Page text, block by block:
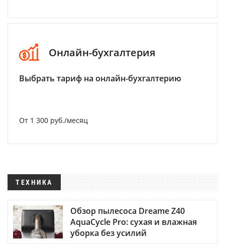
Онлайн-бухгалтерия
Выбрать тариф на онлайн-бухгалтерию
От 1 300 руб./месяц
ТЕХНИКА
Обзор пылесоса Dreame Z40
AquaCycle Pro: сухая и влажная
уборка без усилий